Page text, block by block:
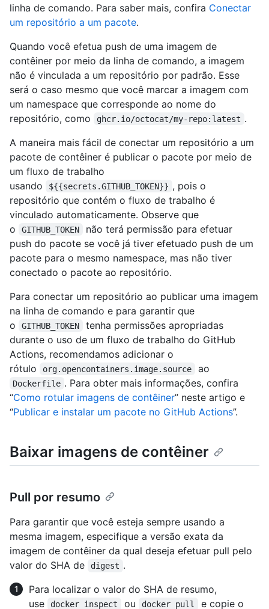
linha de comando. Para saber mais, confira Conectar
um repositório a um pacote.
Quando você efetua push de uma imagem de
contêiner por meio da linha de comando, a imagem
não é vinculada a um repositório por padrão. Esse
será o caso mesmo que você marcar a imagem com
um namespace que corresponde ao nome do
repositório, como
ghcr.io/octocat/my-repo:latest .
A maneira mais fácil de conectar um repositório a um
pacote de contêiner é publicar o pacote por meio de
um fluxo de trabalho
usando
${{secrets.GITHUB_TOKEN}} , pois o
repositório que contém o fluxo de trabalho é
vinculado automaticamente. Observe que
o
GITHUB_TOKEN
não terá permissão para efetuar
push do pacote se você já tiver efetuado push de um
pacote para o mesmo namespace, mas não tiver
conectado o pacote ao repositório.
Para conectar um repositório ao publicar uma imagem
na linha de comando e para garantir que
o
GITHUB_TOKEN
tenha permissões apropriadas
durante o uso de um fluxo de trabalho do GitHub
Actions, recomendamos adicionar o
rótulo
org.opencontainers.image.source ao
Dockerfile . Para obter mais informações, confira
“Como rotular imagens de contêiner” neste artigo e
“Publicar e instalar um pacote no GitHub Actions”.
Baixar imagens de contêiner
Pull por resumo
Para garantir que você esteja sempre usando a
mesma imagem, especifique a versão exata da
imagem de contêiner da qual deseja efetuar pull pelo
valor do SHA de
digest .
Para localizar o valor do SHA de resumo,
use
docker inspect ou docker pull e copie o